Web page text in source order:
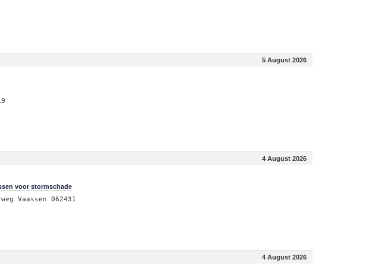
5 August 2026
4 August 2026
voor stormschade
Vaassen 062431
4 August 2026